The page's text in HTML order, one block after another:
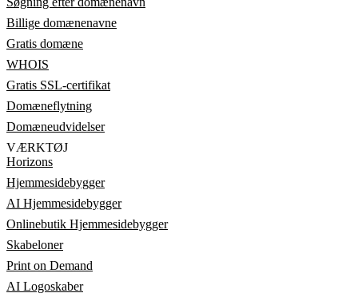
Billige domænenavne
Gratis domæne
WHOIS
Gratis SSL-certifikat
Domæneflytning
Domæneudvidelser
VÆRKTØJ
Horizons
Hjemmesidebygger
AI Hjemmesidebygger
Onlinebutik Hjemmesidebygger
Skabeloner
Print on Demand
AI Logoskaber